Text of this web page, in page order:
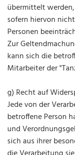
übermittelt
sofern hiervon
Personen
Zur
kann sich die
Mitarbeiter der
g) Recht auf
Jede von der
betroffene Person
und
sich aus ihrer